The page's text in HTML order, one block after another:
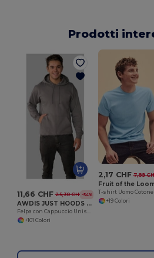
Prodotti
11,66 CHF 25,30 CHF-54%
AWDIS JUST HOODS JH001
Felpa con Cappuccio Unisex Elegante e Confortevole
+101 Colori
2,17 CHF 7,89
+19 Colori